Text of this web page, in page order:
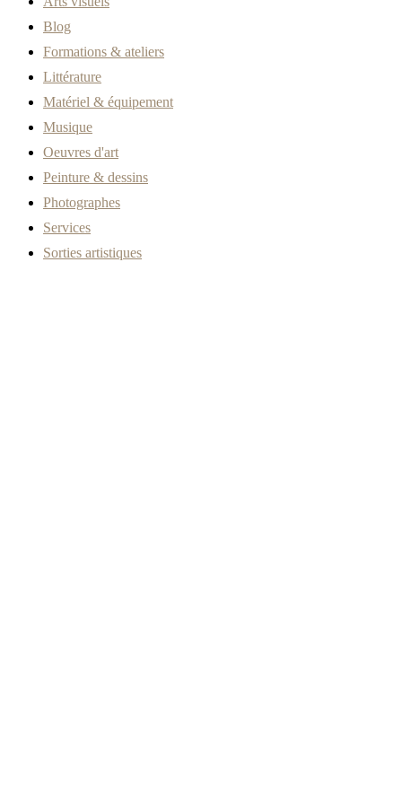
Blog
Formations & ateliers
Littérature
Matériel & équipement
Musique
Oeuvres d'art
Peinture & dessins
Photographes
Services
Sorties artistiques